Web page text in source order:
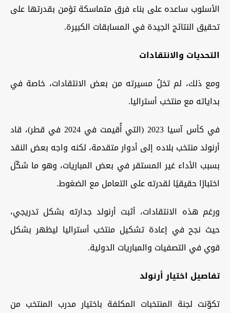
الأسلوب ساعده على بناء فرق متماسكة تؤمن بقدرتها على
تحقيق النتائج الجيدة في المسابقات الكبيرة.
التحديات والانتقادات
ومع ذلك، لم تخلُ مسيرته من بعض الانتقادات، خاصة في
بداياته مع منتخب أستراليا.
في كأس آسيا 2023 (التي أُقيمت في 2024 في قطر)، قاد
أرنولد منتخب بلاده إلى أدوار متقدمة، لكنه واجه بعض النقد
بسبب الأداء غير المستقر في بعض المباريات، وهو ما شكّل
اختبارًا حقيقيًا لقدرته على التعامل مع الضغوط.
ورغم هذه الانتقادات، أثبت أرنولد جدارته بشكل تدريجي،
حيث نجح في إعادة تشكيل منتخب أستراليا ليظهر بشكل
قوي في التصفيات والمباريات الدولية.
تفاصيل اختيار أرنولد
تكوّنت لجنة المنتخبات المكلفة باختيار مدرب المنتخب من